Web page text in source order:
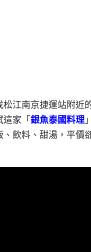
江南京捷運站附近
家「 銀魚泰國料理
、飲料、甜湯，平價